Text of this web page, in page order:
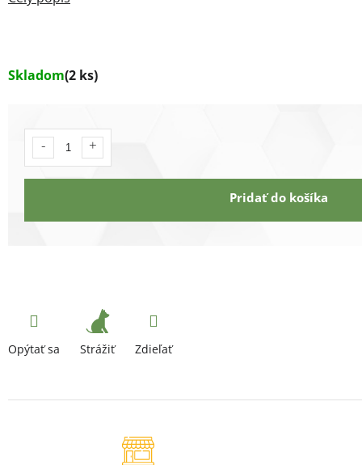
Skladom(2 ks)
Pridať do košíka
Opýtať sa Strážiť Zdieľať